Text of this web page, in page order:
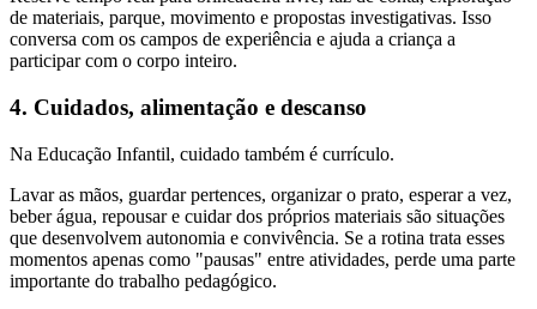
de materiais, parque, movimento e propostas investigativas. Isso
conversa com os campos de experiência e ajuda a criança a
participar com o corpo inteiro.
4. Cuidados, alimentação e descanso
Na Educação Infantil, cuidado também é currículo.
Lavar as mãos, guardar pertences, organizar o prato, esperar a vez,
beber água, repousar e cuidar dos próprios materiais são situações
que desenvolvem autonomia e convivência. Se a rotina trata esses
momentos apenas como "pausas" entre atividades, perde uma parte
importante do trabalho pedagógico.